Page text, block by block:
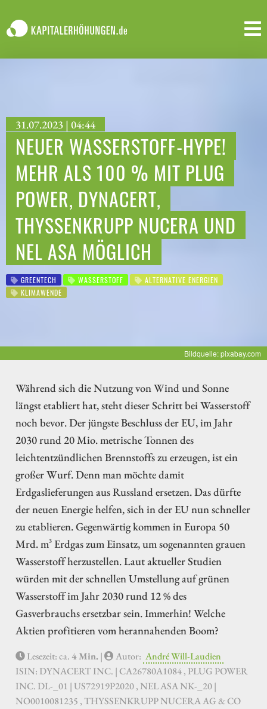
31.07.2023 | 04:44
NEUER WASSERSTOFF-HYPE!
MEHR ALS 100 % MIT PLUG
POWER, DYNACERT,
THYSSENKRUPP NUCERA UND
NEL ASA MÖGLICH
GREENTECH WASSERSTOFF
ALTERNATIVE ENERGIEN
KLIMAWENDE
Bildquelle: pixabay.com
Während sich die Nutzung von Wind und Sonne
längst etabliert hat, steht dieser Schritt bei Wasserstoff
noch bevor. Der jüngste Beschluss der EU, im Jahr
2030 rund 20 Mio. metrische Tonnen des
leichtentzündlichen Brennstoffs zu erzeugen, ist ein
großer Wurf. Denn man möchte damit
Erdgaslieferungen aus Russland ersetzen. Das dürfte
der neuen Energie helfen, sich in der EU nun schneller
zu etablieren. Gegenwärtig kommen in Europa 50
Mrd. m³ Erdgas zum Einsatz, um sogenannten grauen
Wasserstoff herzustellen. Laut aktueller Studien
würden mit der schnellen Umstellung auf grünen
Wasserstoff im Jahr 2030 rund 12 % des
Gasverbrauchs ersetzbar sein. Immerhin! Welche
Aktien profitieren vom herannahenden Boom?
Lesezeit: ca.4 Min. | Autor: André Will-Laudien
ISIN: DYNACERT INC. | CA26780A1084 , PLUG POWER
INC. DL-_01 | US72919P2020 , NEL ASA NK-_20 |
NO0010081235 , THYSSENKRUPP NUCERA AG & CO